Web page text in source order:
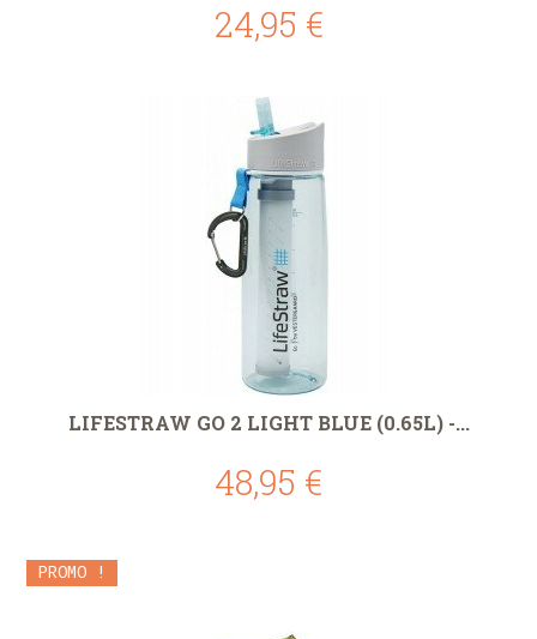
24,95 €
LIFESTRAW GO 2 LIGHT BLUE (0.65L) -...
48,95 €
PROMO !